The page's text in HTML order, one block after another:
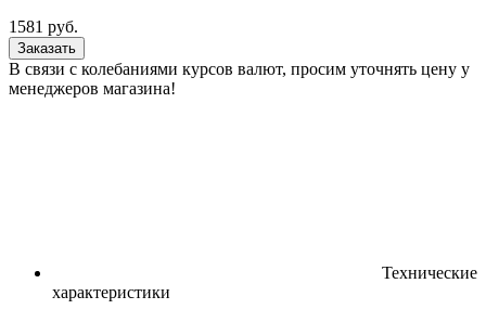
1581 руб.
Заказать
В связи с колебаниями курсов валют, просим уточнять цену у
менеджеров магазина!
Технические
характеристики